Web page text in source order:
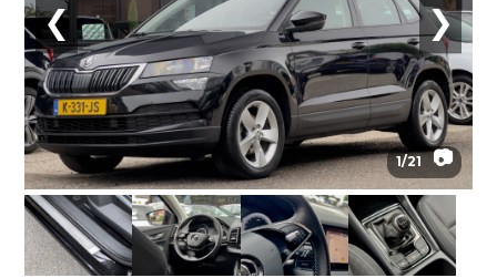
❮ ❯
1/21 📷